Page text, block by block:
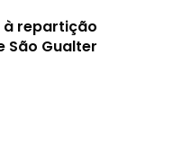
à repartição
São Gualter